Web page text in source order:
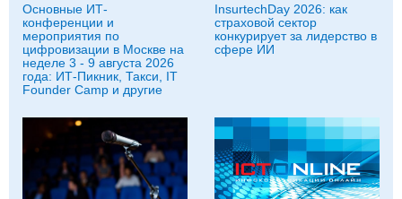
Основные ИТ-
конференции и
мероприятия по
цифровизации в Москве на
неделе 3 - 9 августа 2026
года: ИТ-Пикник, Такси, IT
Founder Camp и другие
InsurtechDay 2026: как
страховой сектор
конкурирует за лидерство в
сфере ИИ